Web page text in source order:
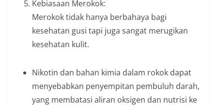
Kebiasaan Merokok:
Merokok tidak hanya berbahaya bagi
kesehatan gusi tapi juga sangat merugikan
kesehatan kulit.
Nikotin dan bahan kimia dalam rokok dapat
menyebabkan penyempitan pembuluh darah,
yang membatasi aliran oksigen dan nutrisi ke